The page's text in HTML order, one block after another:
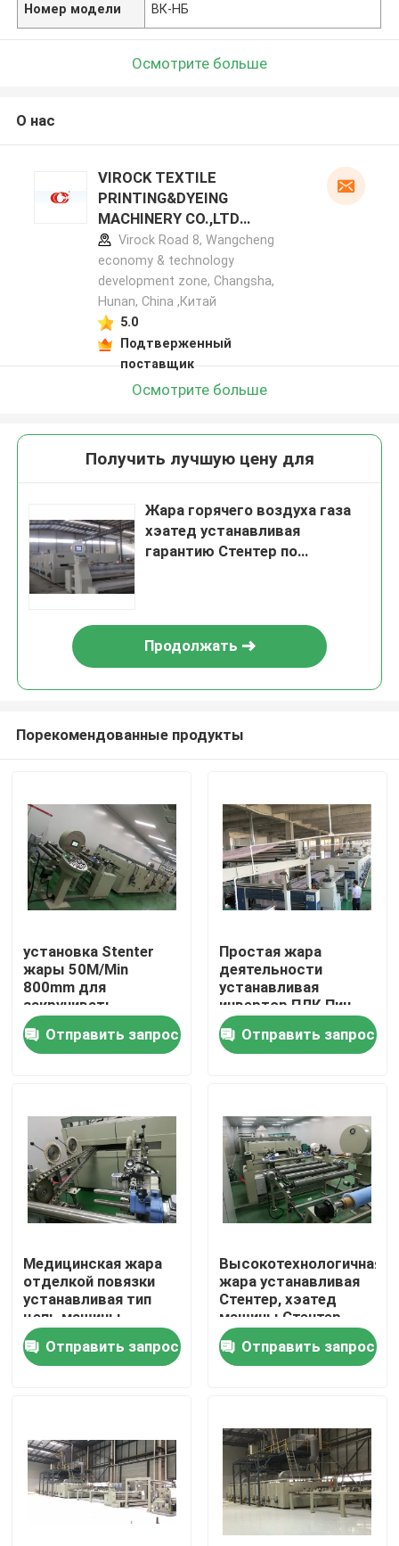
Дом
О нас
Путешествие фабрики
Проверка качества
Свяжитесь мы
новости
доводочный станок стентер
Номер модели ВК-НБ
Осмотрите больше
О нас
VIROCK TEXTILE
PRINTING&DYEING
MACHINERY CO.,LTD
профиль производителя
Virock Road 8, Wangcheng
economy & technology
development zone, Changsha,
Hunan, China ,Китай
5.0
Подтверженный
поставщик
Осмотрите больше
Получить лучшую цену для
Жара горячего воздуха газа
хэатед устанавливая
гарантию Стентер по
Продолжать
Порекомендованные продукты
установка Stenter
жары 50M/Min
800mm для
закручивать
шерстей
Отправить запрос
Простая жара
деятельности
устанавливая
инвертор ПЛК Пин
Стентер
совмещенный
зажимом
Отправить запрос
Медицинская жара
отделкой повязки
устанавливая тип
цепь машины
Стентер
вертикальный
Отправить запрос
Высокотехнологичная
жара устанавливая
Стентер, хэатед
машины Стентер
ткани электрическое
Отправить запрос